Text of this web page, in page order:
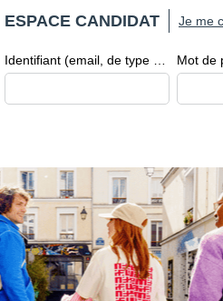
ESPACE CANDIDAT
Mot de
Je me